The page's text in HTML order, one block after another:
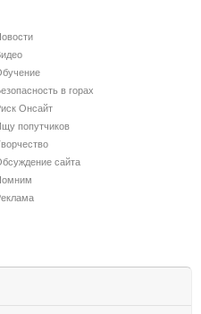
в горах
Онсайт
попутчиков
сайта